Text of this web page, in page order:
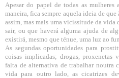
Apesar do papel de todas as mulheres
maneira, fica sempre aquela ideia de
assim, mas mais uma vicissitude da vida
sair, ou que haverá alguma ajuda de
existirá, mesmo que ténue, uma luz ao
As segundas oportunidades para
coisas implicadas; drogas, proxenetas
falta de alternativa de trabalhar noutra
vida para outro lado, as cicatrizes